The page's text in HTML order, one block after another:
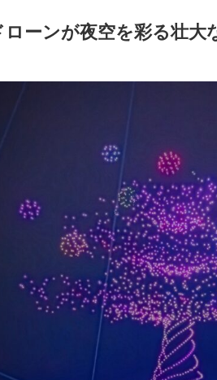
ーンが夜空を彩る壮大